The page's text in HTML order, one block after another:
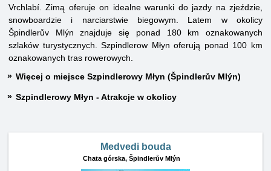
Vrchlabí. Zimą oferuje on idealne warunki do jazdy na zjeździe,
snowboardzie i narciarstwie biegowym. Latem w okolicy
Špindlerův Mlýn znajduje się ponad 180 km oznakowanych
szlaków turystycznych. Szpindlerow Młyn oferują ponad 100 km
oznakowanych tras rowerowych.
Więcej o miejsce Szpindlerowy Młyn (Špindlerův Mlýn)
Szpindlerowy Młyn - Atrakcje w okolicy
Medvedi bouda
Chata górska, Špindlerův Mlýn